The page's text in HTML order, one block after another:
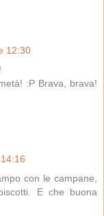
12:30
:P Brava, brava!
con le campane,
E che buona